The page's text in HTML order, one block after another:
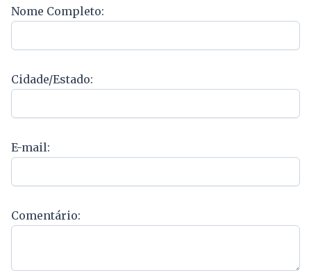
Nome Completo:
Cidade/Estado:
E-mail:
Comentário: